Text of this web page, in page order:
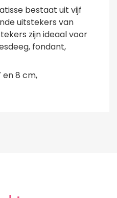
bestaat uit vijf
uitstekers van
zijn ideaal voor
fondant,
en 8 cm,